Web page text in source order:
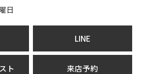
日
LINE
ト 来店予約